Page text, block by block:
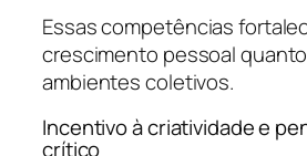
Essas competências
crescimento pessoal
ambientes coletivos.
Incentivo à criatividade e
crítico